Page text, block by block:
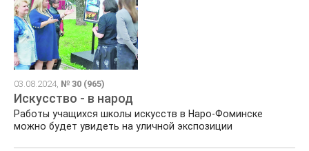
03.08.2024, № 30 (965)
Искусство - в народ
Работы учащихся школы искусств в Наро-Фоминске
можно будет увидеть на уличной экспозиции